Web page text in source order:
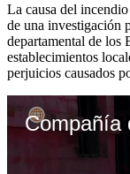
La causa del
de una investigación
departamental de los
establecimientos
perjuicios causados